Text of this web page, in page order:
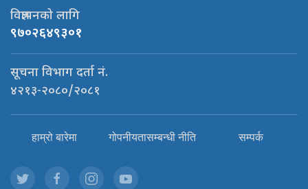
विज्ञापनको लागि
९७०२६४९३०१
सूचना विभाग दर्ता नं.
४२१३-२०८०/२०८१
हाम्रो बारेमा गोपनीयतासम्बन्धी नीति सम्पर्क